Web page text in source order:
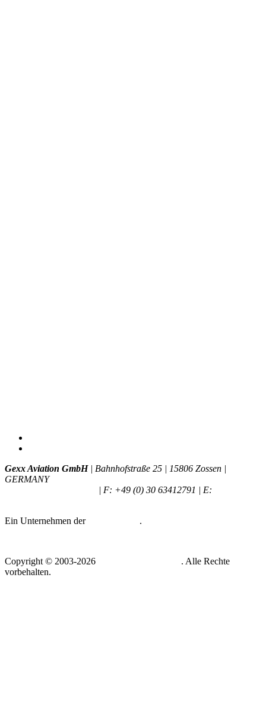
Gexx Aviation GmbH| Bahnhofstraße 25 | 15806 Zossen |
GERMANY
| F: +49 (0) 30 63412791 | E:
Ein Unternehmen der
.
Copyright © 2003-2026
. Alle Rechte
vorbehalten.